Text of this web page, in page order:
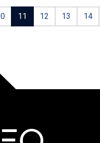
11 12 13 14